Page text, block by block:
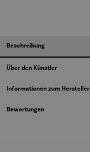
Beschreibung
Über den Künstler
Informationen zum Hersteller
Bewertungen